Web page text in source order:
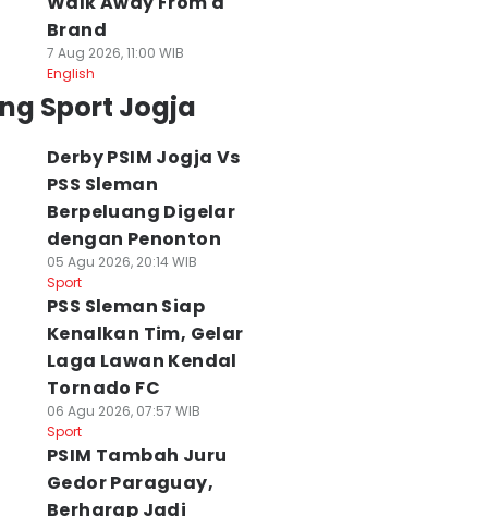
Brand
7 Aug 2026, 11:00 WIB
English
Sport Jogja
Derby PSIM Jogja Vs
PSS Sleman
Berpeluang Digelar
dengan Penonton
05 Agu 2026, 20:14 WIB
Sport
PSS Sleman Siap
Kenalkan Tim, Gelar
Laga Lawan Kendal
Tornado FC
06 Agu 2026, 07:57 WIB
Sport
PSIM Tambah Juru
Gedor Paraguay,
Berharap Jadi